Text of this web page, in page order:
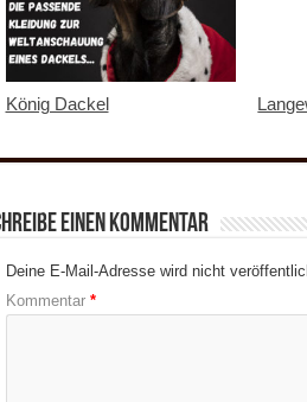
König Dackel
einen Kommentar
Deine E-Mail-Adresse wird nicht
Kommentar *